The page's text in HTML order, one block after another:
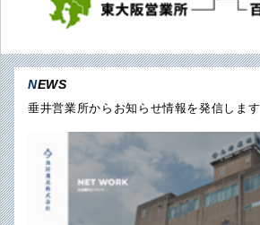
NEWS
垂井営業所からお知らせ情報を発信します